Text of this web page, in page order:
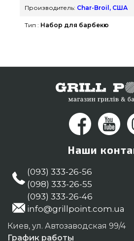
магазине брендовых
барбекю в онлайн
найти жителям регионов:
Производитель: Char-Broil, США
Тип : Набор для барбекю
Наши
(093) 333-26-56
(098) 333-26-55
(093) 333-26-46
info@grillpoint.com.ua
Киев, ул. Автозаводская 99/4
График работы